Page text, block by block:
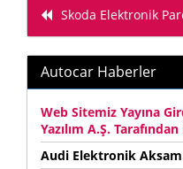
Skoda Elektronik
Autocar Haberler
Web Sitemiz Yayına
Yazılım A.Ş.
Audi Elektronik Aksam